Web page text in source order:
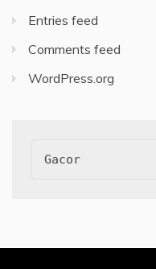
Entries feed
Comments feed
WordPress.org
Gacor